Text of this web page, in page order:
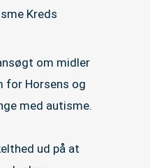
Kreds
om midler
for Horsens og
med autisme.
ud på at